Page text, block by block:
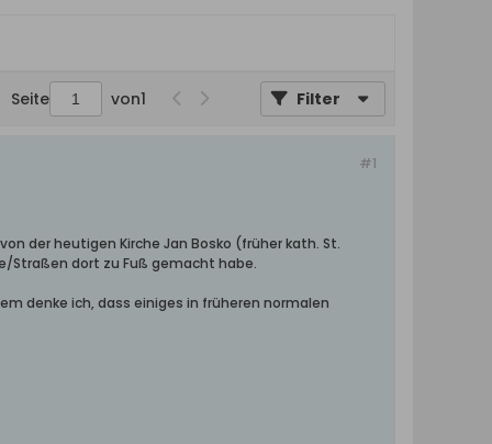
Seite von1 Filter
#1
der heutigen Kirche Jan Bosko (früher kath. St.
Straßen dort zu Fuß gemacht habe.
denke ich, dass einiges in früheren normalen